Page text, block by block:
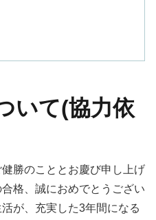
いて(協力依
勝のこととお慶び申し上げ
格、誠におめでとうござい
が、充実した3年間になる